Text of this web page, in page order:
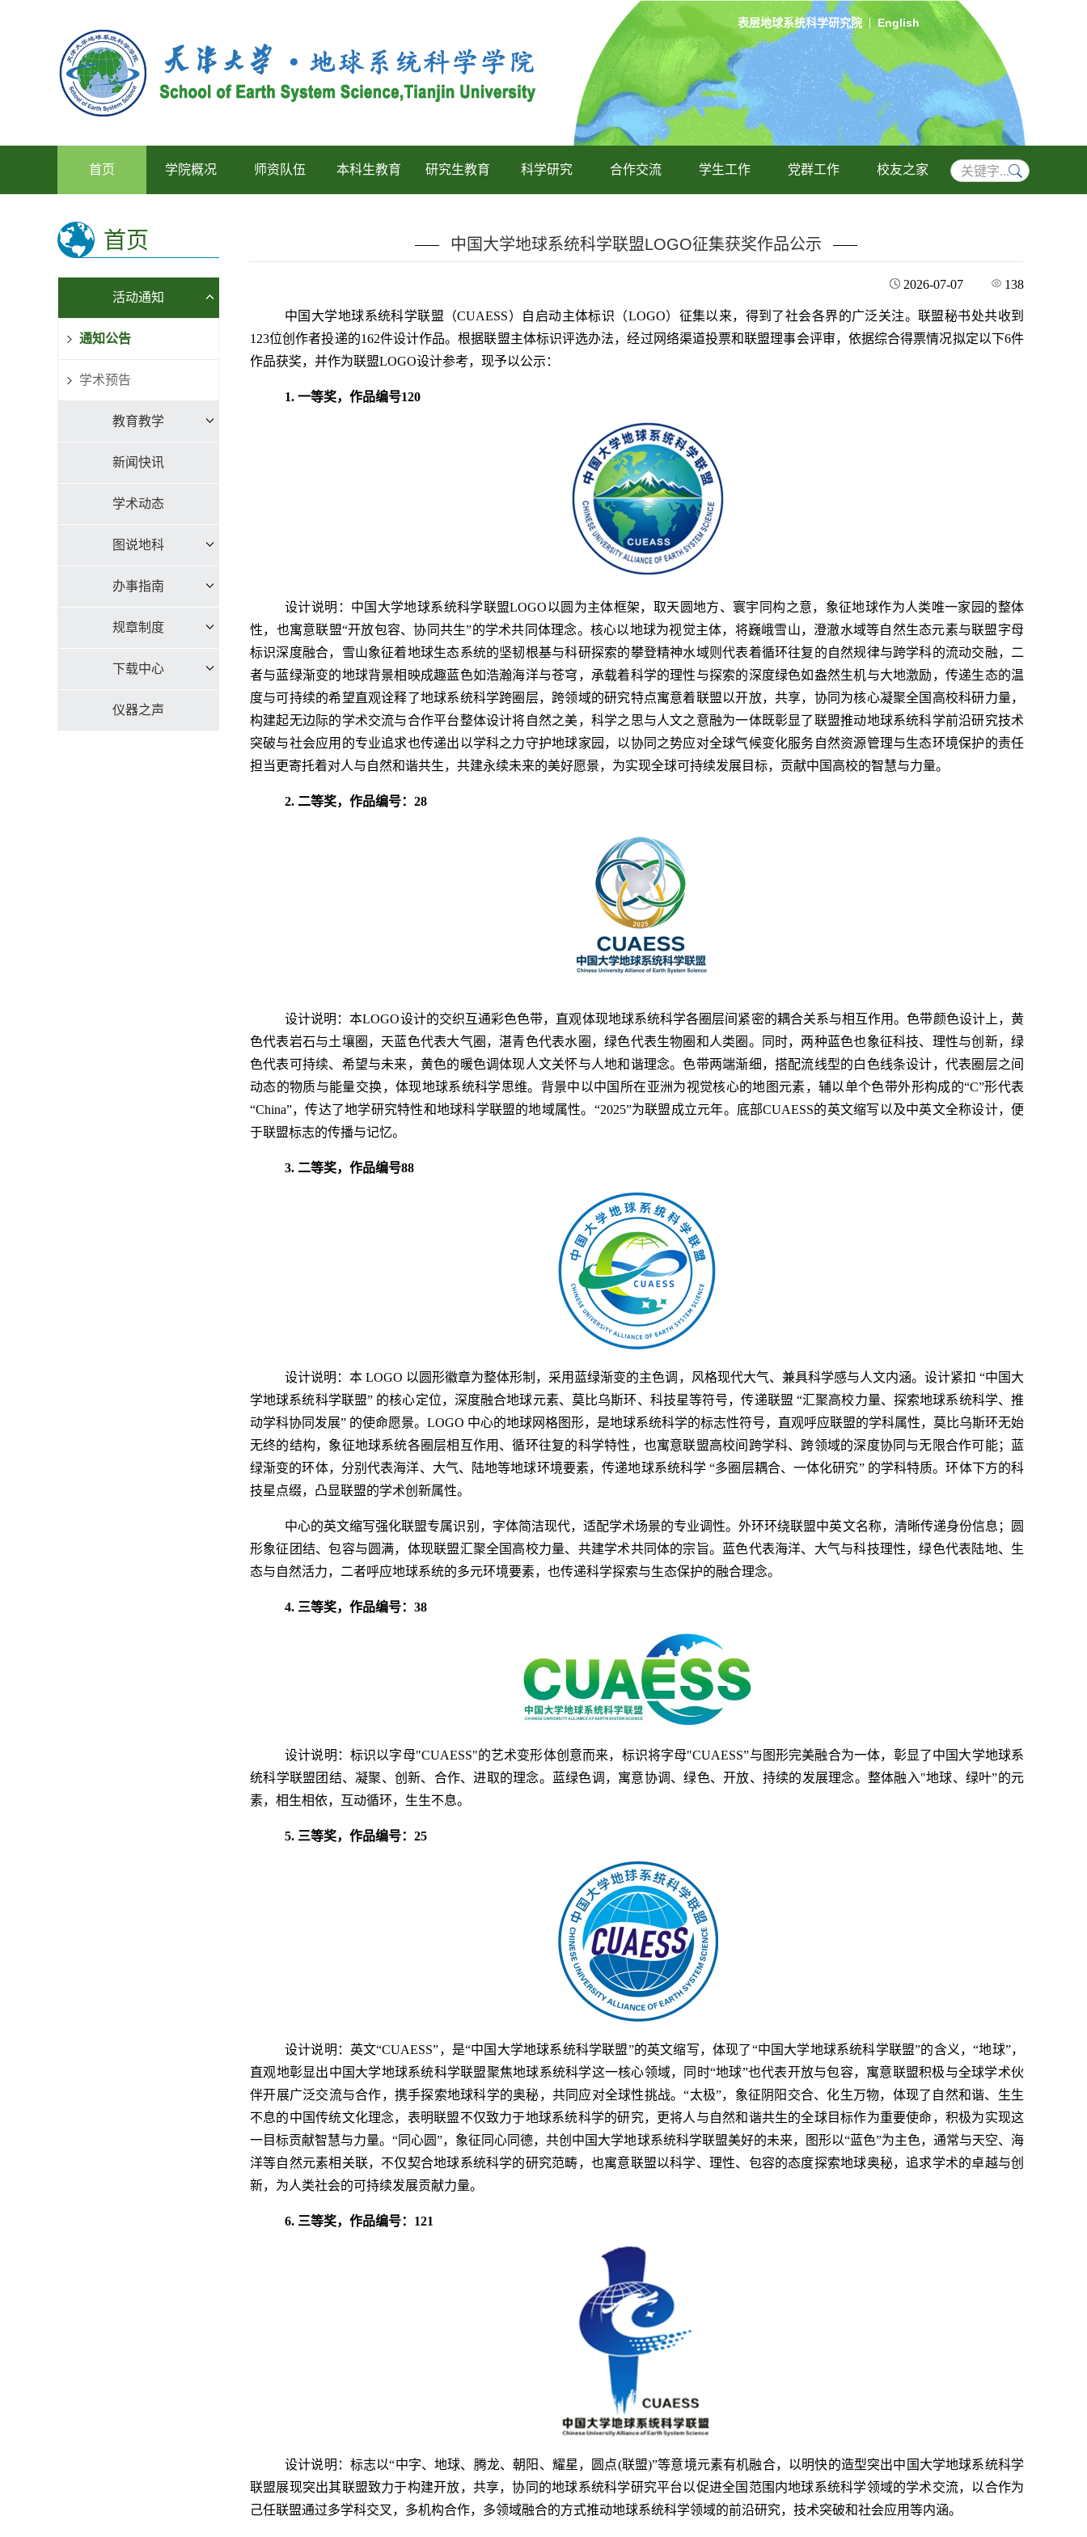
表层地球系统科学研究院 English
首页 学院概况 师资队伍 本科生教育 研究生教育 科学研究 合作交流 学生工作 党群工作 校友之家
首页 中国大学地球系统科学联盟LOGO征集获奖作品公示
活动通知
通知公告
学术预告
教育教学
新闻快讯
学术动态
图说地科
办事指南
规章制度
下载中心
仪器之声
2026-07-07 138
中国大学地球系统科学联盟（CUAESS）自启动主体标识（LOGO）征集以来，得到了社会各界的广泛关注。联盟秘书处共收到
123位创作者投递的162件设计作品。根据联盟主体标识评选办法，经过网络渠道投票和联盟理事会评审，依据综合得票情况拟定以下6件
作品获奖，并作为联盟LOGO设计参考，现予以公示：
1. 一等奖，作品编号120
设计说明：中国大学地球系统科学联盟LOGO以圆为主体框架，取天圆地方、寰宇同构之意，象征地球作为人类唯一家园的整体
性，也寓意联盟“开放包容、协同共生”的学术共同体理念。核心以地球为视觉主体，将巍峨雪山，澄澈水域等自然生态元素与联盟字母
标识深度融合，雪山象征着地球生态系统的坚韧根基与科研探索的攀登精神水域则代表着循环往复的自然规律与跨学科的流动交融，二
者与蓝绿渐变的地球背景相映成趣蓝色如浩瀚海洋与苍穹，承载着科学的理性与探索的深度绿色如盎然生机与大地激励，传递生态的温
度与可持续的希望直观诠释了地球系统科学跨圈层，跨领域的研究特点寓意着联盟以开放，共享，协同为核心凝聚全国高校科研力量，
构建起无边际的学术交流与合作平台整体设计将自然之美，科学之思与人文之意融为一体既彰显了联盟推动地球系统科学前沿研究技术
突破与社会应用的专业追求也传递出以学科之力守护地球家园，以协同之势应对全球气候变化服务自然资源管理与生态环境保护的责任
担当更寄托着对人与自然和谐共生，共建永续未来的美好愿景，为实现全球可持续发展目标，贡献中国高校的智慧与力量。
2. 二等奖，作品编号：28
设计说明：本LOGO设计的交织互通彩色色带，直观体现地球系统科学各圈层间紧密的耦合关系与相互作用。色带颜色设计上，黄
色代表岩石与土壤圈，天蓝色代表大气圈，湛青色代表水圈，绿色代表生物圈和人类圈。同时，两种蓝色也象征科技、理性与创新，绿
色代表可持续、希望与未来，黄色的暖色调体现人文关怀与人地和谐理念。色带两端渐细，搭配流线型的白色线条设计，代表圈层之间
动态的物质与能量交换，体现地球系统科学思维。背景中以中国所在亚洲为视觉核心的地图元素，辅以单个色带外形构成的“C”形代表
“China”，传达了地学研究特性和地球科学联盟的地域属性。“2025”为联盟成立元年。底部CUAESS的英文缩写以及中英文全称设计，便
于联盟标志的传播与记忆。
3. 二等奖，作品编号88
设计说明：本 LOGO 以圆形徽章为整体形制，采用蓝绿渐变的主色调，风格现代大气、兼具科学感与人文内涵。设计紧扣 “中国大
学地球系统科学联盟” 的核心定位，深度融合地球元素、莫比乌斯环、科技星等符号，传递联盟 “汇聚高校力量、探索地球系统科学、推
动学科协同发展” 的使命愿景。LOGO 中心的地球网格图形，是地球系统科学的标志性符号，直观呼应联盟的学科属性，莫比乌斯环无始
无终的结构，象征地球系统各圈层相互作用、循环往复的科学特性，也寓意联盟高校间跨学科、跨领域的深度协同与无限合作可能；蓝
绿渐变的环体，分别代表海洋、大气、陆地等地球环境要素，传递地球系统科学 “多圈层耦合、一体化研究” 的学科特质。环体下方的科
技星点缀，凸显联盟的学术创新属性。
中心的英文缩写强化联盟专属识别，字体简洁现代，适配学术场景的专业调性。外环环绕联盟中英文名称，清晰传递身份信息；圆
形象征团结、包容与圆满，体现联盟汇聚全国高校力量、共建学术共同体的宗旨。蓝色代表海洋、大气与科技理性，绿色代表陆地、生
态与自然活力，二者呼应地球系统的多元环境要素，也传递科学探索与生态保护的融合理念。
4. 三等奖，作品编号：38
设计说明：标识以字母"CUAESS"的艺术变形体创意而来，标识将字母"CUAESS”与图形完美融合为一体，彰显了中国大学地球系
统科学联盟团结、凝聚、创新、合作、进取的理念。蓝绿色调，寓意协调、绿色、开放、持续的发展理念。整体融入"地球、绿叶”的元
素，相生相依，互动循环，生生不息。
5. 三等奖，作品编号：25
设计说明：英文“CUAESS”，是“中国大学地球系统科学联盟”的英文缩写，体现了“中国大学地球系统科学联盟”的含义，“地球”，
直观地彰显出中国大学地球系统科学联盟聚焦地球系统科学这一核心领域，同时“地球”也代表开放与包容，寓意联盟积极与全球学术伙
伴开展广泛交流与合作，携手探索地球科学的奥秘，共同应对全球性挑战。“太极”，象征阴阳交合、化生万物，体现了自然和谐、生生
不息的中国传统文化理念，表明联盟不仅致力于地球系统科学的研究，更将人与自然和谐共生的全球目标作为重要使命，积极为实现这
一目标贡献智慧与力量。“同心圆”，象征同心同德，共创中国大学地球系统科学联盟美好的未来，图形以“蓝色”为主色，通常与天空、海
洋等自然元素相关联，不仅契合地球系统科学的研究范畴，也寓意联盟以科学、理性、包容的态度探索地球奥秘，追求学术的卓越与创
新，为人类社会的可持续发展贡献力量。
6. 三等奖，作品编号：121
设计说明：标志以“中字、地球、腾龙、朝阳、耀星，圆点(联盟)”等意境元素有机融合，以明快的造型突出中国大学地球系统科学
联盟展现突出其联盟致力于构建开放，共享，协同的地球系统科学研究平台以促进全国范围内地球系统科学领域的学术交流，以合作为
己任联盟通过多学科交叉，多机构合作，多领域融合的方式推动地球系统科学领域的前沿研究，技术突破和社会应用等内涵。